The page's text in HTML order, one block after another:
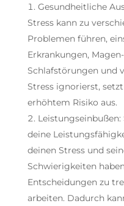
Gesundheitliche
Stress kann zu
Problemen führen,
Erkrankungen,
Schlafstörungen und
Stress ignorierst,
erhöhtem Risiko aus.
deine
deinen Stress und
Schwierigkeiten
Entscheidungen zu
arbeiten. Dadurch